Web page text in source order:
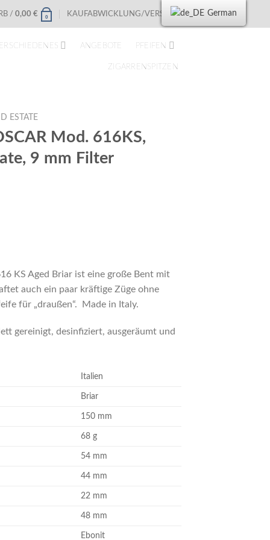
/ 0,00 € 0 KAUFABWICKLUNG/VERSAND
ANGEBOTE PFEIFEN
ZIGARRENSPITZEN
ESTATE
Mod. 616KS,
9 mm Filter
KS Aged Briar ist eine große Bent mit
auch ein paar kräftige Züge ohne
für „draußen“. Made in Italy.
gereinigt, desinfiziert, ausgeräumt und
Italien
Briar
150 mm
68 g
54 mm
44 mm
22 mm
48 mm
Ebonit
German